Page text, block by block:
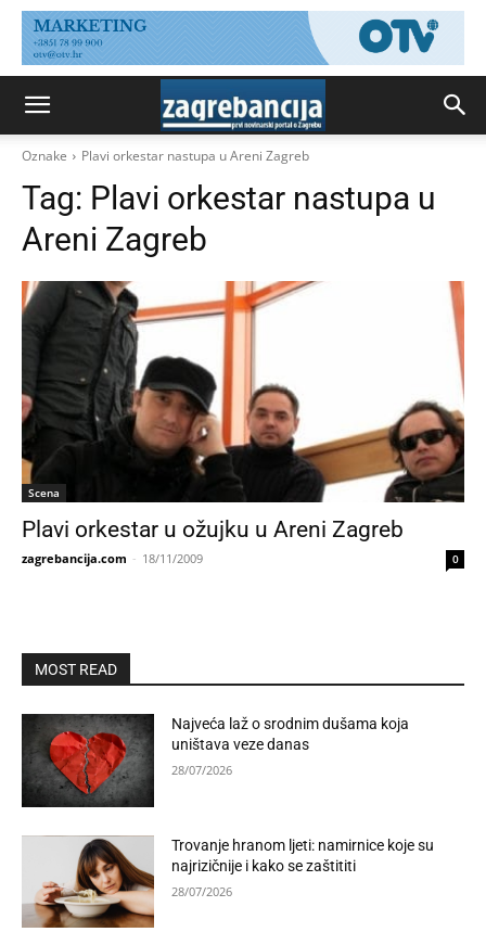
Oznake Plavi orkestar nastupa u Areni Zagreb
Tag: Plavi orkestar nastupa u
Areni Zagreb
Scena
Plavi orkestar u ožujku u Areni Zagreb
zagrebancija.com - 18/11/2009 0
MOST READ
Najveća laž o srodnim dušama koja
uništava veze danas
28/07/2026
Trovanje hranom ljeti: namirnice koje su
najrizičnije i kako se zaštititi
28/07/2026